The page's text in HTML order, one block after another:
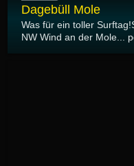
Dagebüll Mole
Was für ein toller
NW Wind an der Mole...